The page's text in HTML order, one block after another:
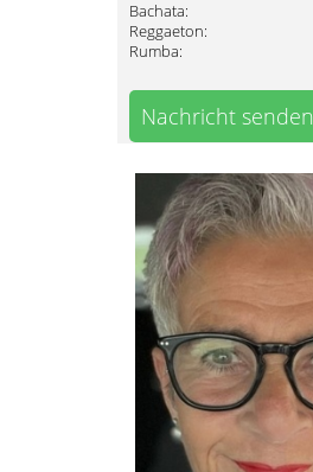
Bachata:
Reggaeton:
Rumba:
Nachricht senden